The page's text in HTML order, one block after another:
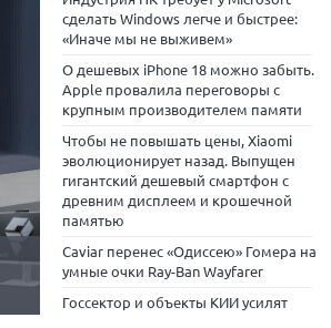
сделать Windows легче и быстрее:
«Иначе мы не выживем»
О дешевых iPhone 18 можно забыть.
Apple провалила переговоры с
крупным производителем памяти
Чтобы не повышать цены, Xiaomi
эволюционирует назад. Выпущен
гигантский дешевый смартфон с
древним дисплеем и крошечной
памятью
Caviar перенес «Одиссею» Гомера на
умные очки Ray-Ban Wayfarer
Госсектор и объекты КИИ усилят